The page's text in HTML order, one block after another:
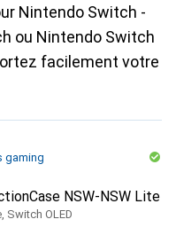
Nintendo Switch -
ou Nintendo Switch
facilement votre
gaming
NSW-NSW Lite
Switch OLED